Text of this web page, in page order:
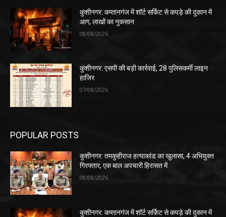
कुशीनगर: कप्तानगंज में शॉर्ट सर्किट से कपड़े की दुकान में
आग, लाखों का नुकसान
08/08/2026
कुशीनगर: एसपी की बड़ी कार्रवाई, 28 पुलिसकर्मी लाइन
हाजिर
07/08/2026
POPULAR POSTS
कुशीनगर: तमकुहीराज हत्याकांड का खुलासा, 4 अभियुक्त
गिरफ्तार, एक बाल अपचारी हिरासत में
08/08/2026
कुशीनगर: कप्तानगंज में शॉर्ट सर्किट से कपड़े की दुकान में